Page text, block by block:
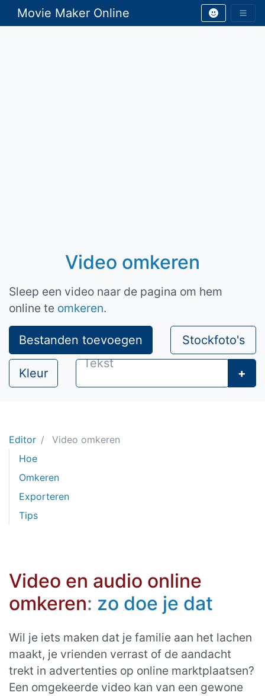
Movie Maker Online
Video omkeren
Sleep een video naar de pagina om hem
online te omkeren.
Bestanden toevoegen Stockfoto's
Kleur +
Editor
Video omkeren
Hoe
Omkeren
Exporteren
Tips
Video en audio online
omkeren: zo doe je dat
Wil je iets maken dat je familie aan het lachen
maakt, je vrienden verrast of de aandacht
trekt in advertenties op online marktplaatsen?
Een omgekeerde video kan van een gewone